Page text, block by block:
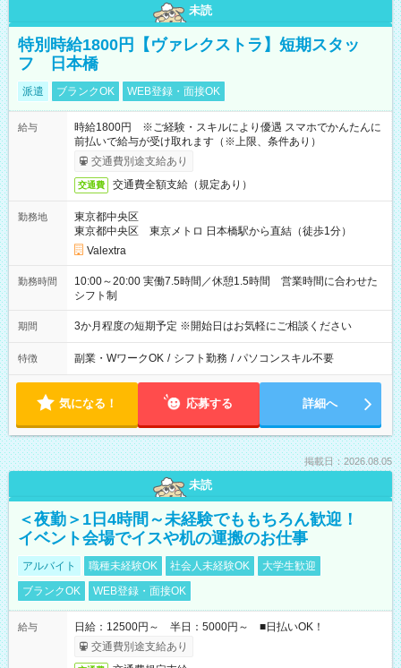
未読
特別時給1800円【ヴァレクストラ】短期スタッ
フ 日本橋
派遣 ブランクOK WEB登録・面接OK
給与
時給1800円 ※ご経験・スキルにより優遇 スマホでかんたんに
前払いで給与が受け取れます（※上限、条件あり）
交通費別途支給あり
交通費 交通費全額支給（規定あり）
勤務地
東京都中央区
東京都中央区 東京メトロ 日本橋駅から直結（徒歩1分）
Valextra
勤務時間
10:00～20:00 実働7.5時間／休憩1.5時間 営業時間に合わせた
シフト制
期間 3か月程度の短期予定 ※開始日はお気軽にご相談ください
特徴 副業・WワークOK / シフト勤務 / パソコンスキル不要
気になる！ 応募する 詳細へ
掲載日：2026.08.05
未読
＜夜勤＞1日4時間～未経験でももちろん歓迎！
イベント会場でイスや机の運搬のお仕事
アルバイト 職種未経験OK 社会人未経験OK
大学生歓迎
ブランクOK
WEB登録・面接OK
給与
日給：12500円～ 半日：5000円～ ■日払いOK！
交通費別途支給あり